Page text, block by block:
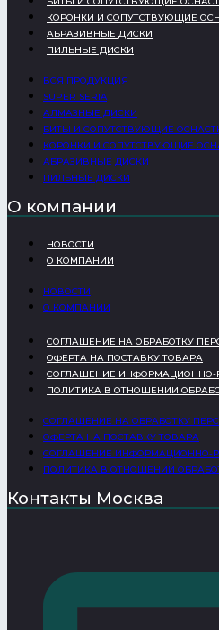
КОРОНКИ И СОПУТСТВУЮЩИЕ
АБРАЗИВНЫЕ ДИСКИ
ПИЛЬНЫЕ ДИСКИ
ВСЯ ПРОДУКЦИЯ
SUPER SERIA
АЛМАЗНЫЕ ДИСКИ
БИТЫ И СОПУТСТВУЮЩИЕ
КОРОНКИ И СОПУТСТВУЮЩИЕ
АБРАЗИВНЫЕ ДИСКИ
ПИЛЬНЫЕ ДИСКИ
О компании
НОВОСТИ
О КОМПАНИИ
НОВОСТИ
О КОМПАНИИ
СОГЛАШЕНИЕ НА ОБРАБОТКУ
ОФЕРТА НА ПОСТАВКУ ТОВАРА
СОГЛАШЕНИЕ
ПОЛИТИКА В ОТНОШЕНИИ
СОГЛАШЕНИЕ НА ОБРАБОТКУ
ОФЕРТА НА ПОСТАВКУ ТОВАРА
СОГЛАШЕНИЕ ИНФОРМАЦИОННО-
ПОЛИТИКА В ОТНОШЕНИИ
Контакты Москва